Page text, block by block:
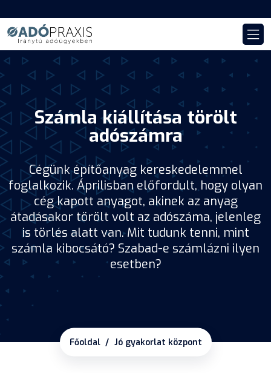
Számla kiállítása törölt
adószámra
Cégünk építőanyag kereskedelemmel
foglalkozik. Áprilisban előfordult, hogy olyan
cég kapott anyagot, akinek az anyag
átadásakor törölt volt az adószáma, jelenleg
is törlés alatt van. Mit tudunk tenni, mint
számla kibocsátó? Szabad-e számlázni ilyen
esetben?
Főoldal Jó gyakorlat központ